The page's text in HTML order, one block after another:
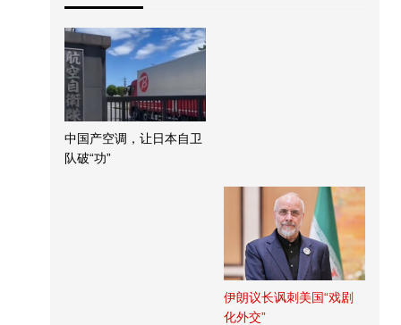
中国产空调，让日本自卫
队破“功”
伊朗议长讽刺美国“戏剧
化外交”